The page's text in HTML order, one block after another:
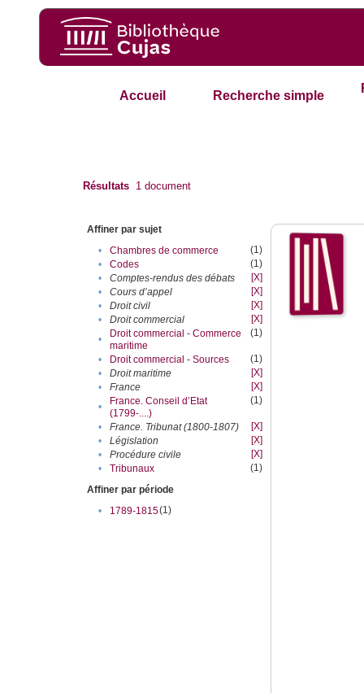
Accueil Recherche simple
Résultats 1 document
Affiner par sujet
•
Chambres de commerce
(1)
•
Codes
(1)
•
Comptes-rendus des débats
[X]
•
Cours d’appel
[X]
•
Droit civil
[X]
•
Droit commercial
[X]
•
Droit commercial - Commerce
maritime
(1)
• Droit commercial - Sources
(1)
•
Droit maritime
[X]
•
France
[X]
•
France. Conseil d’Etat
(1799-....)
(1)
• France. Tribunat (1800-1807)
[X]
•
Législation
[X]
•
Procédure civile
[X]
•
Tribunaux
(1)
Affiner par période
•
1789-1815(1)